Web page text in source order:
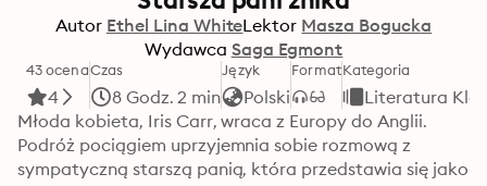
Autor Ethel Lina WhiteLektor Masza Bogucka
Wydawca Saga Egmont
43 ocena
4
Czas
8 Godz. 2 min
Język
Polski
FormatKategoria
Literatura
Młoda kobieta, Iris Carr, wraca z Europy do Anglii.
Podróż pociągiem uprzyjemnia sobie rozmową z
sympatyczną starszą panią, która przedstawia się jako